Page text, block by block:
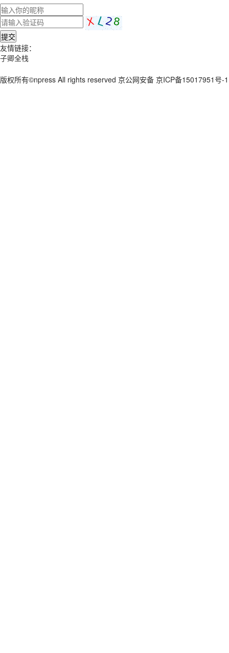
提交
友情链接：
子卿全栈
版权所有©npress All rights reserved 京公网安备 京ICP备15017951号-1